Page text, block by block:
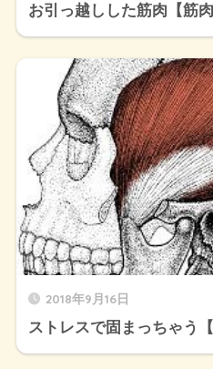
お引っ越しした筋肉【筋
2018年9月16日
ストレスで固まっちゃう